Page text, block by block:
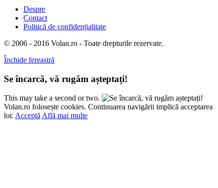
Despre
Contact
Politică de confidențialitate
© 2006 - 2016 Volan.ro - Toate drepturile rezervate.
Închide fereastră
Se încarcă, vă rugăm așteptați!
This may take a second or two.
Volan.ro folosește cookies. Continuarea navigării implică acceptarea
lor. Acceptă Află mai multe